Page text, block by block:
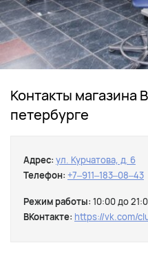
Контакты магазина
петербурге
Адрес: ул. Курчатова, д. 6
Телефон: +7‒911‒183‒08‒43
Режим работы: 10:00 до
ВКонтакте: https://vk.com/